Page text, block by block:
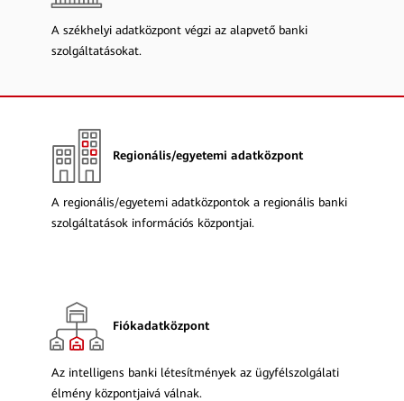
A székhelyi adatközpont végzi az alapvető banki
szolgáltatásokat.
Regionális/egyetemi adatközpont
A regionális/egyetemi adatközpontok a regionális banki
szolgáltatások információs központjai.
Fiókadatközpont
Az intelligens banki létesítmények az ügyfélszolgálati
élmény központjaivá válnak.